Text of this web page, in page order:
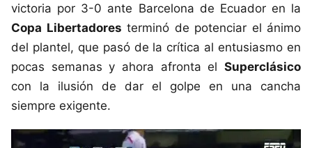
victoria por 3-0 ante Barcelona de Ecuador en la
Copa Libertadores terminó de potenciar el ánimo
del plantel, que pasó de la crítica al entusiasmo en
pocas semanas y ahora afronta el Superclásico
con la ilusión de dar el golpe en una cancha
siempre exigente.